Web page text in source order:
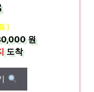
]
원
도착